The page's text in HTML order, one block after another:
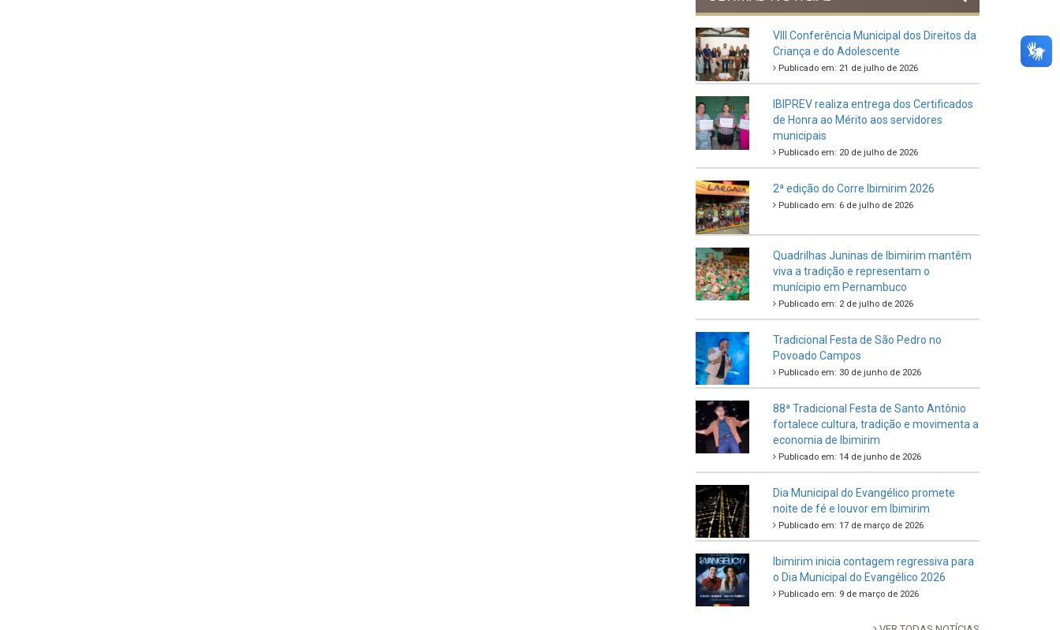
VIII Conferência Municipal dos Direitos da
Criança e do Adolescente
Publicado em: 21 de julho de 2026
IBIPREV realiza entrega dos Certificados
de Honra ao Mérito aos servidores
municipais
Publicado em: 20 de julho de 2026
2ª edição do Corre Ibimirim 2026
Publicado em: 6 de julho de 2026
Quadrilhas Juninas de Ibimirim mantêm
viva a tradição e representam o
munícipio em Pernambuco
Publicado em: 2 de julho de 2026
Tradicional Festa de São Pedro no
Povoado Campos
Publicado em: 30 de junho de 2026
88ª Tradicional Festa de Santo Antônio
fortalece cultura, tradição e movimenta a
economia de Ibimirim
Publicado em: 14 de junho de 2026
Dia Municipal do Evangélico promete
noite de fé e louvor em Ibimirim
Publicado em: 17 de março de 2026
Ibimirim inicia contagem regressiva para
o Dia Municipal do Evangélico 2026
Publicado em: 9 de março de 2026